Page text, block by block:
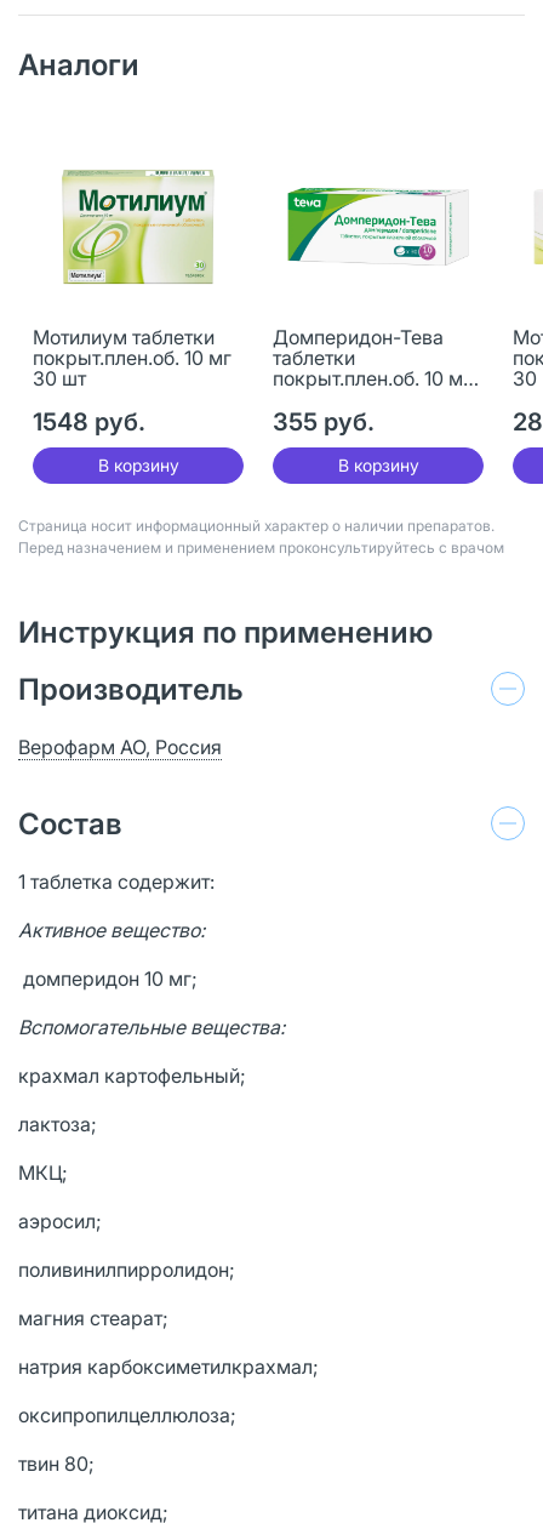
Аналоги
Мотилиум таблетки
покрыт.плен.об. 10 мг
30 шт
1548 руб.
В корзину
Домперидон-Тева
таблетки
покрыт.плен.об. 10 мг
355 руб.
В корзину
30
Страница носит информационный характер о наличии препаратов.
Перед назначением и применением проконсультируйтесь с врачом
Инструкция по применению
Производитель
Верофарм АО, Россия
Состав
1 таблетка содержит:
Активное вещество:
домперидон 10 мг;
Вспомогательные вещества:
крахмал картофельный;
лактоза;
МКЦ;
аэросил;
поливинилпирролидон;
магния стеарат;
натрия карбоксиметилкрахмал;
оксипропилцеллюлоза;
твин 80;
титана диоксид;